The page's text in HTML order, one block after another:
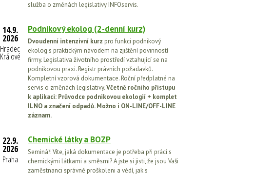
služba o změnách legislativy INFOservis.
14.9.
2026
Hradec
Králové
Podnikový ekolog (2-denní kurz)
Dvoudenní intenzivní kurz pro funkci podnikový
ekolog s praktickým návodem na zjištění povinností
firmy. Legislativa životního prostředí vztahující se na
podnikovou praxi. Registr právních požadavků.
Kompletní vzorová dokumentace. Roční předplatné na
servis o změnách legislativy.Včetně ročního přístupu
k aplikaci: Průvodce podnikovou ekologií + komplet
ILNO a značení odpadů. Možno i ON-LINE/OFF-LINE
záznam.
22.9.
2026
Praha
Chemické látky a BOZP
Seminář: Víte, jaká dokumentace je potřeba při práci s
chemickými látkami a směsmi? A jste si jisti, že jsou Vaši
zaměstnanci správně proškoleni a vědí, jak s